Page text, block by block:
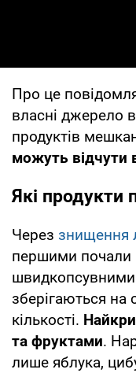
Про це
власні джерело
продуктів
можуть відчути
Які продукти
Через знищення
першими почали
швидкопсувними
зберігаються на
кількості.
та фруктами.
лише яблука,